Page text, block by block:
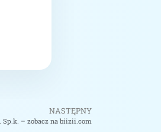
NASTĘPNY
Sp.k. – zobacz na biizii.com